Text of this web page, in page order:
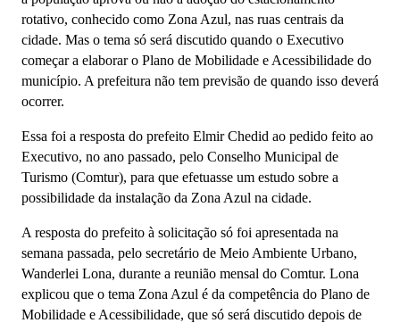
rotativo, conhecido como Zona Azul, nas ruas centrais da
cidade. Mas o tema só será discutido quando o Executivo
começar a elaborar o Plano de Mobilidade e Acessibilidade do
município. A prefeitura não tem previsão de quando isso deverá
ocorrer.
Essa foi a resposta do prefeito Elmir Chedid ao pedido feito ao
Executivo, no ano passado, pelo Conselho Municipal de
Turismo (Comtur), para que efetuasse um estudo sobre a
possibilidade da instalação da Zona Azul na cidade.
A resposta do prefeito à solicitação só foi apresentada na
semana passada, pelo secretário de Meio Ambiente Urbano,
Wanderlei Lona, durante a reunião mensal do Comtur. Lona
explicou que o tema Zona Azul é da competência do Plano de
Mobilidade e Acessibilidade, que só será discutido depois de